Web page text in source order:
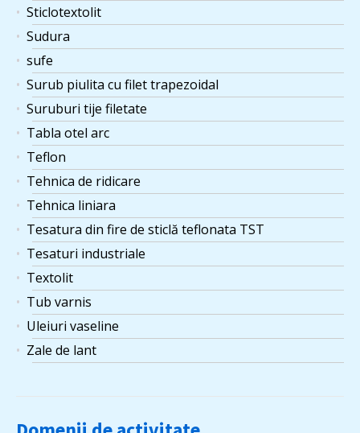
Sticlotextolit
Sudura
sufe
Surub piulita cu filet trapezoidal
Suruburi tije filetate
Tabla otel arc
Teflon
Tehnica de ridicare
Tehnica liniara
Tesatura din fire de sticlă teflonata TST
Tesaturi industriale
Textolit
Tub varnis
Uleiuri vaseline
Zale de lant